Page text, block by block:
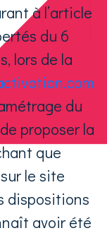
à l’article
du 6
lors de la
du
proposer la
que
le site
dispositions
avoir été